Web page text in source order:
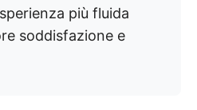
più fluida
soddisfazione e